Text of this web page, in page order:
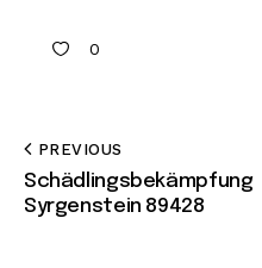
0
PREVIOUS
Schädlingsbekämpfung
Syrgenstein 89428